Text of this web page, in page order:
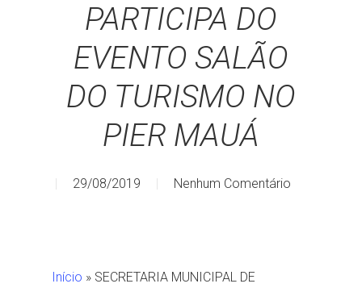
PARTICIPA DO
EVENTO SALÃO
DO TURISMO NO
PIER MAUÁ
29/08/2019 Nenhum Comentário
Início » SECRETARIA MUNICIPAL DE